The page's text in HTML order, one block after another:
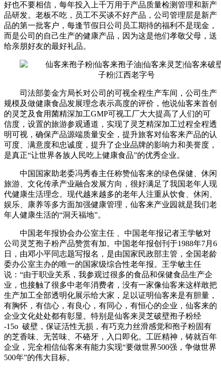
好也不要相信，每年投入上千万用于产品质量检测管理和新产
品研发。老板不吃，员工不买谈不好产品，公司管理层是新产
品的第一批客户，每逢节假日公司员工期待的福利不是现金，
而是公司的自己生产的健康产品，因为这是他们孝敬父母，送
给亲朋好友的最好礼品。
司法部姜金方局长对公司的可视全程生产车间，公司生产
规模及做健康食品发展理念表示高度的评价，他说仙客来首创
的灵芝及食用菌精深加工GMP可视工厂大大提高了人们的可
信度，设置的旅游参观通道，实现了灵芝精深加工过程全程透
明可视，确保产品源端质量安全，提升旅客对仙客来产品的认
可度、满意度和忠诚度，提升了企业品牌的影响力和美誉度，
是真正“让世界各族人民吃上健康食品”的优秀企业。
中国国家助老委冯秀春主任称赞仙客来的绿色保健、休闲
旅游、文化传承产业融合发展方向，很好满足了我国老年人现
代健康生活理念。现代越来越多的老年人注重从饮食、休闲、
娱乐、康养等多方面加强健康管理，仙客来产业园就是我们老
年人健康生活的“洞天福地”。
中国老年报协会办公室主任 、中国老年报记者王学敏对
公司灵芝孢子粉产品赞赏有加。中国老年报创刊于1988年7月6
日，由邓小平同志题写报名，是由国家民政部主管，全国老龄
委办公室主办的唯一的国家级综合性老年报。王学敏主任
说：“由于职业关系，我参观过很多的食品和保健食品生产企
业，也接触了很多中老年消费者，没有一家像仙客来这样敢把
生产加工全部透明化展示给大家，足以证明仙客来是有胆量，
有胸怀，有信心，有良心，有同心，有恒心的企业，仙客来的
企业文化处处都有彰显。特别是仙客来灵芝破壁孢子粉经
-15o 破壁，保证活性无损，有巧克力丝滑感觉和孢子粉固有
的芝香味、无苦味、不硌牙，入口即化。工匠精神，铸就百年
企业，完全相信仙客来有能力实现“要做世界500强，争做世界
500年”的伟大目标。